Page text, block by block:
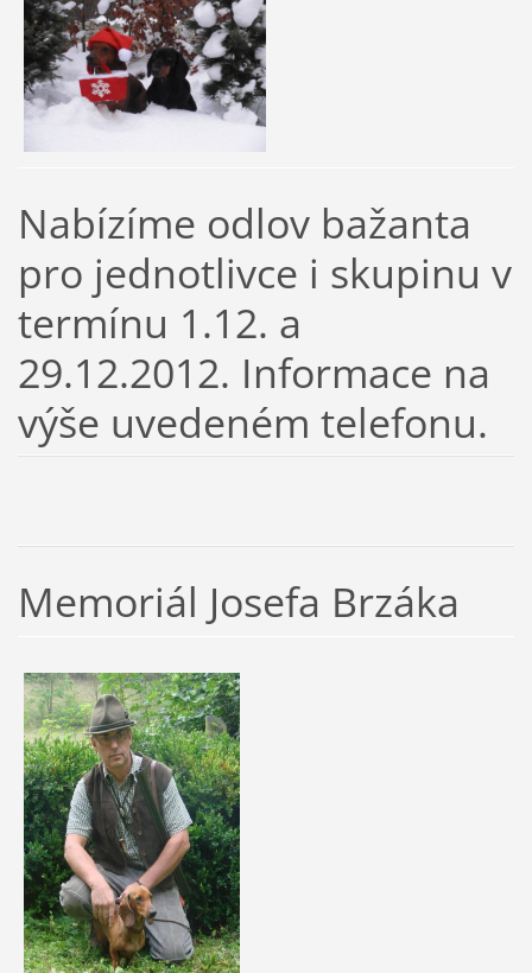
Nabízíme odlov bažanta
pro jednotlivce i skupinu v
termínu 1.12. a
29.12.2012. Informace na
výše uvedeném telefonu.
Memoriál Josefa Brzáka